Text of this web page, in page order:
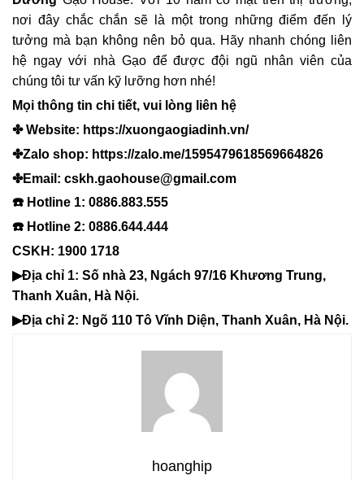
nơi đây chắc chắn sẽ là một trong những điểm đến lý
tưởng mà bạn không nên bỏ qua. Hãy nhanh chóng liên
hệ ngay với nhà Gạo để được đội ngũ nhân viên của
chúng tôi tư vấn kỹ lưỡng hơn nhé!
Mọi thông tin chi tiết, vui lòng liên hệ
✤ Website: https://xuongaogiadinh.vn/
✤Zalo shop: https://zalo.me/1595479618569664826
✤Email: cskh.gaohouse@gmail.com
☎️ Hotline 1: 0886.883.555
☎️ Hotline 2: 0886.644.444
️CSKH: 1900 1718
▶Địa chỉ 1: Số nhà 23, Ngách 97/16 Khương Trung,
Thanh Xuân, Hà Nội.
▶Địa chỉ 2: Ngõ 110 Tô Vĩnh Diện, Thanh Xuân, Hà Nội.
hoanghip